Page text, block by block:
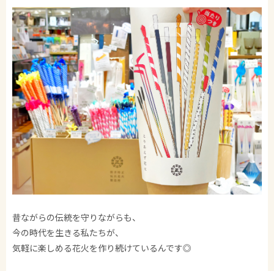
昔ながらの伝統を守りながらも、
今の時代を生きる私たちが、
気軽に楽しめる花火を作り続けているんです◎